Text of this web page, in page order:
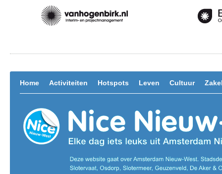
Home Activiteiten Hotspots Leven Cultuur